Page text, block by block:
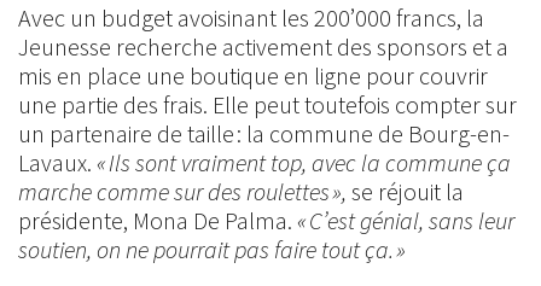
Avec un budget avoisinant les 200’000 francs, la
Jeunesse recherche activement des sponsors et a
mis en place une boutique en ligne pour couvrir
une partie des frais. Elle peut toutefois compter sur
un partenaire de taille : la commune de Bourg-en-
Lavaux. « Ils sont vraiment top, avec la commune ça
marche comme sur des roulettes », se réjouit la
présidente, Mona De Palma. « C’est génial, sans leur
soutien, on ne pourrait pas faire tout ça. »